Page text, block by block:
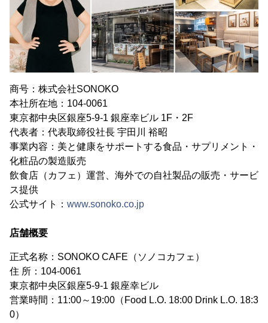
商号：株式会社SONOKO
本社所在地：104-0061
東京都中央区銀座5-9-1 銀座幸ビル 1F・2F
代表者：代表取締役社長 宇田川 裕昭
事業内容：美と健康をサポートする食品・サプリメント・
化粧品の製造販売
飲食店（カフェ）運営、海外での自社製品の販売・サービ
ス提供
公式サイト： www.sonoko.co.jp
店舗概要
正式名称：SONOKO CAFE（ソノコカフェ）
住 所：104-0061
東京都中央区銀座5-9-1 銀座幸ビル
営業時間：11:00～19:00（Food L.O. 18:00 Drink L.O. 18:3
0）